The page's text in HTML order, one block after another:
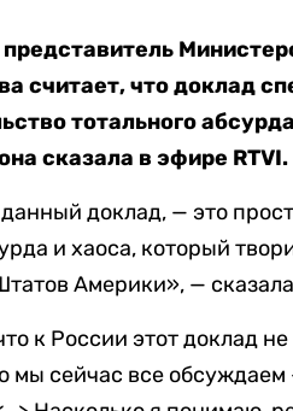
считает, что доклад
тотального
сказала в эфире RTVI.
доклад, — это
и хаоса, который
Америки», —
к России этот доклад
мы сейчас все